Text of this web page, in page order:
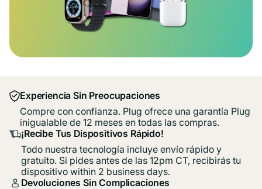
Experiencia Sin Preocupaciones
Compre con confianza. Plug ofrece una garantía Plug
inigualable de 12 meses en todas las compras.
¡Recibe Tus Dispositivos Rápido!
Todo nuestra tecnología incluye envío rápido y
gratuito. Si pides antes de las 12pm CT, recibirás tu
dispositivo within 2 business days.
Devoluciones Sin Complicaciones